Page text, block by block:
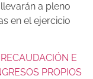
a pleno
en el ejercicio
E
PROPIOS